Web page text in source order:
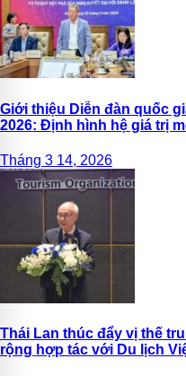
Giới thiệu Diễn đàn quốc
2026: Định hình hệ giá trị
Tháng 3 14, 2026
Thái Lan thúc đẩy vị thế
rộng hợp tác với Du lịch